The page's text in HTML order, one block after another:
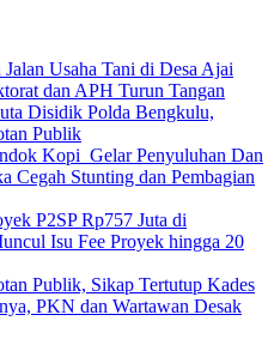
Usaha Tani di Desa Ajai
dan APH Turun Tangan
Disidik Polda Bengkulu,
Publik
Kopi Gelar Penyuluhan Dan
Cegah Stunting dan Pembagian
P2SP Rp757 Juta di
Isu Fee Proyek hingga 20
Publik, Sikap Tertutup Kades
PKN dan Wartawan Desak